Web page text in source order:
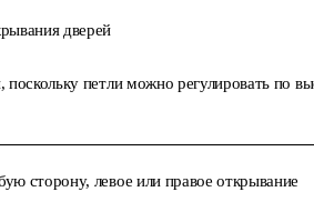
дверей
петли можно регулировать по
сторону, левое или правое открывание